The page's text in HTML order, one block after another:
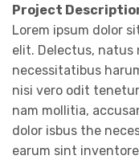
Project
Lorem ipsum dolor
elit. Delectus, natus
necessitatibus
nisi vero odit
nam mollitia,
dolor isbus the
earum sint